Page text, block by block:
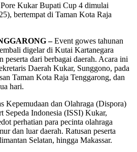
Kukar Bupati Cup 4 dimulai
bertempat di Taman Kota Raja
–Event gowes tahunan
digelar di Kutai Kartanegara
peserta dari berbagai daerah. Acara ini
Daerah Kukar, Sunggono, pada
Taman Kota Raja Tenggarong, dan
hari.
Kepemudaan dan Olahraga (Dispora)
Sepeda Indonesia (ISSI) Kukar,
perhatian para pecinta olahraga
dan luar daerah. Ratusan peserta
Selatan, hingga Makassar.